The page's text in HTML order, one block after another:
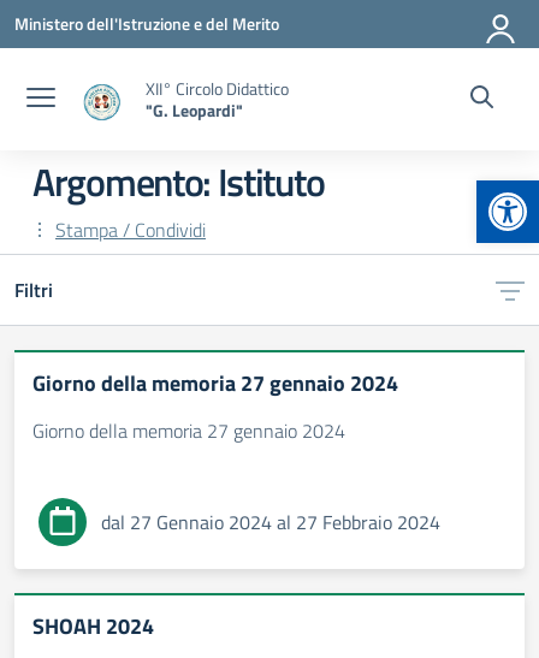
Vai ai contenuti
Vai al menu di navigazione
Vai al footer
Ministero dell'Istruzione e del Merito
XII° Circolo Didattico
"G. Leopardi"
Argomento: Istituto
Stampa / Condividi
Filtri
Giorno della memoria 27 gennaio 2024
Giorno della memoria 27 gennaio 2024
dal 27 Gennaio 2024 al 27 Febbraio 2024
SHOAH 2024